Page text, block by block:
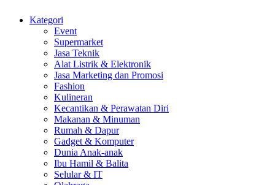
Kategori
Event
Supermarket
Jasa Teknik
Alat Listrik & Elektronik
Jasa Marketing dan Promosi
Fashion
Kulineran
Kecantikan & Perawatan Diri
Makanan & Minuman
Rumah & Dapur
Gadget & Komputer
Dunia Anak-anak
Ibu Hamil & Balita
Selular & IT